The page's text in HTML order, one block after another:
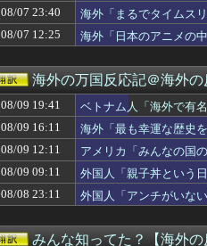
海外の反応MLB：村上宗隆が2戦連
韓国人「村上宗隆160kmの速球をシ
韓国人「日本人が絶対に違法駐車を
#韓国質問サイト 『韓国はG7先進国
欧州人「日本の円を買い支えるため
「うちの収入はそちらの半分以下な
海外「刈りたての芝生を嗅いだ瞬間
【衝撃】韓国人「日本の“おまかせ”
トルコ人「日本人まで獲るのか」上
【海外の反応】2000年代のホンダシ
ドナウ川が干上がって、ナチスの亡
村上宗隆、首位攻防戦でチームを逆
理由もなくすぐファビョる韓国人、
08/07 23:40
海外「まるでタイムス
は・・・？【海外の反
08/07 12:25 海外「日本のアニメの
海外の万国反応記＠海外の
08/09 19:41
ベトナム人「海外で有
08/09 16:11
海外「最も幸運な歴史
08/09 12:11
アメリカ「みんなの国
08/09 09:11
外国人「親子丼という
08/08 23:11
外国人「アンチがいな
みんな知ってた？【海外の